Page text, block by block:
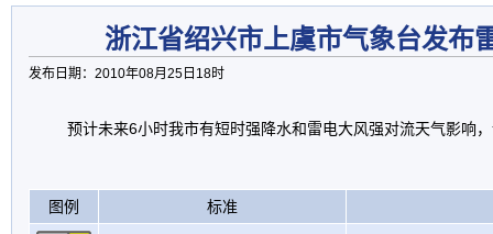
浙江省绍兴市上虞市气象台发布
发布日期：2010年08月25日18时
预计未来6小时我市有短时强降水和雷电大风强对流天气影响
图例 标准